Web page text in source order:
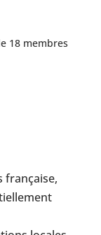
18 membres
française,